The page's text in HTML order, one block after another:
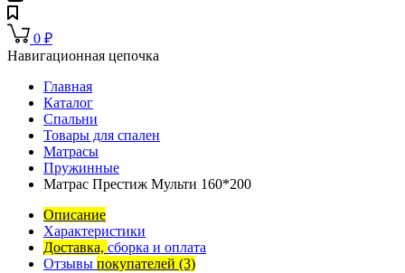
0 ₽
Навигационная цепочка
Главная
Каталог
Спальни
Товары для спален
Матрасы
Пружинные
Матрас Престиж Мульти 160*200
Описание
Характеристики
Доставка, сборка и оплата
Отзывы покупателей (3)